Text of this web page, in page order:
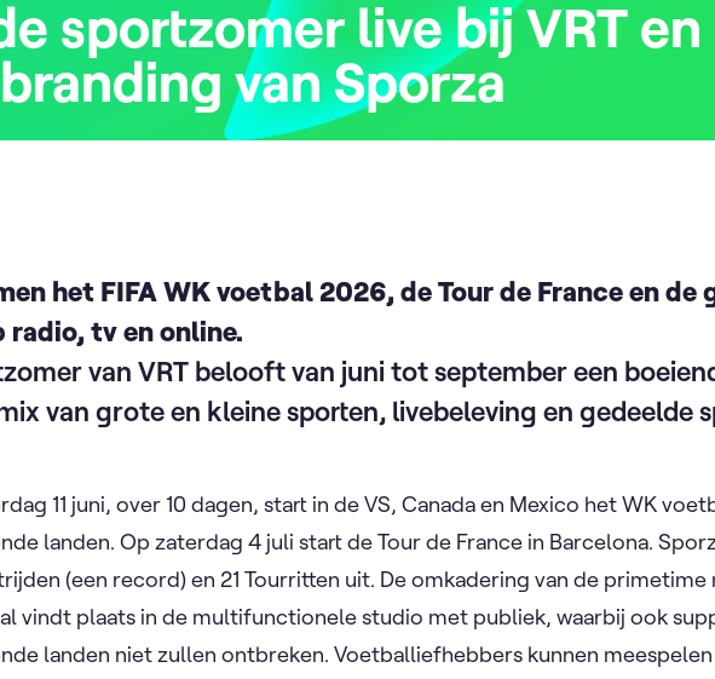
sportzomer live bij VRT
van Sporza
het FIFA WK voetbal 2026, de Tour de France en de
radio, tv en online.
van VRT belooft van juni tot september een
van grote en kleine sporten, livebeleving en gedeelde
11 juni, over 10 dagen, start in de VS, Canada en Mexico het WK
landen. Op zaterdag 4 juli start de Tour de France in Barcelona.
(een record) en 21 Tourritten uit. De omkadering van de
vindt plaats in de multifunctionele studio met publiek, waarbij ook
landen niet zullen ontbreken. Voetballiefhebbers kunnen